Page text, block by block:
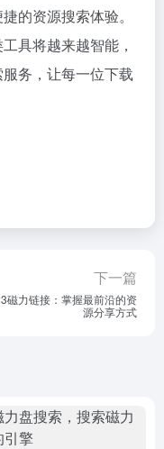
的资源搜索体验。
具将越来越智能，
务，让每一位下载
下一篇
磁力链接：掌握最前沿的资
源分享方式